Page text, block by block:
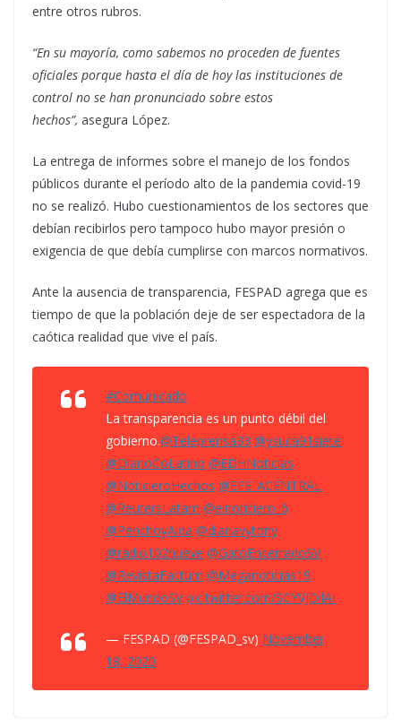
entre otros rubros.
“En su mayoría, como sabemos no proceden de fuentes
oficiales porque hasta el día de hoy las instituciones de
control no se han pronunciado sobre estos
hechos”, asegura López.
La entrega de informes sobre el manejo de los fondos
públicos durante el período alto de la pandemia covid-19
no se realizó. Hubo cuestionamientos de los sectores que
debían recibirlos pero tampoco hubo mayor presión o
exigencia de que debía cumplirse con marcos normativos.
Ante la ausencia de transparencia, FESPAD agrega que es
tiempo de que la población deje de ser espectadora de la
caótica realidad que vive el país.
#Comunicado
La transparencia es un punto débil del
gobierno.@Teleprensa33 @ysuca91siete
@DiarioCoLatino @EDHNoticias
@NoticieroHechos @EFE_ACENTRAL
@ReutersLatam @elnoticiero_6
@PenchoyAida @dianavytony
@radio102nueve @GatoEncerradoSV
@RevistaFactum @Meganoticias19
@ElMundoSV pic.twitter.com/SCYVJDilAI
— FESPAD (@FESPAD_sv) November
18, 2020